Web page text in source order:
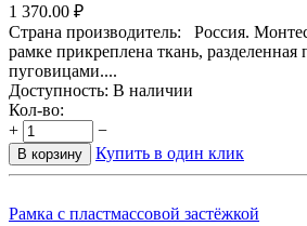
1 370.00 ₽
Страна производитель: Россия.
рамке прикреплена ткань,
пуговицами....
Доступность: В наличии
Кол-во:
+
−
В корзину Купить в один клик
Рамка с пластмассовой застёжкой